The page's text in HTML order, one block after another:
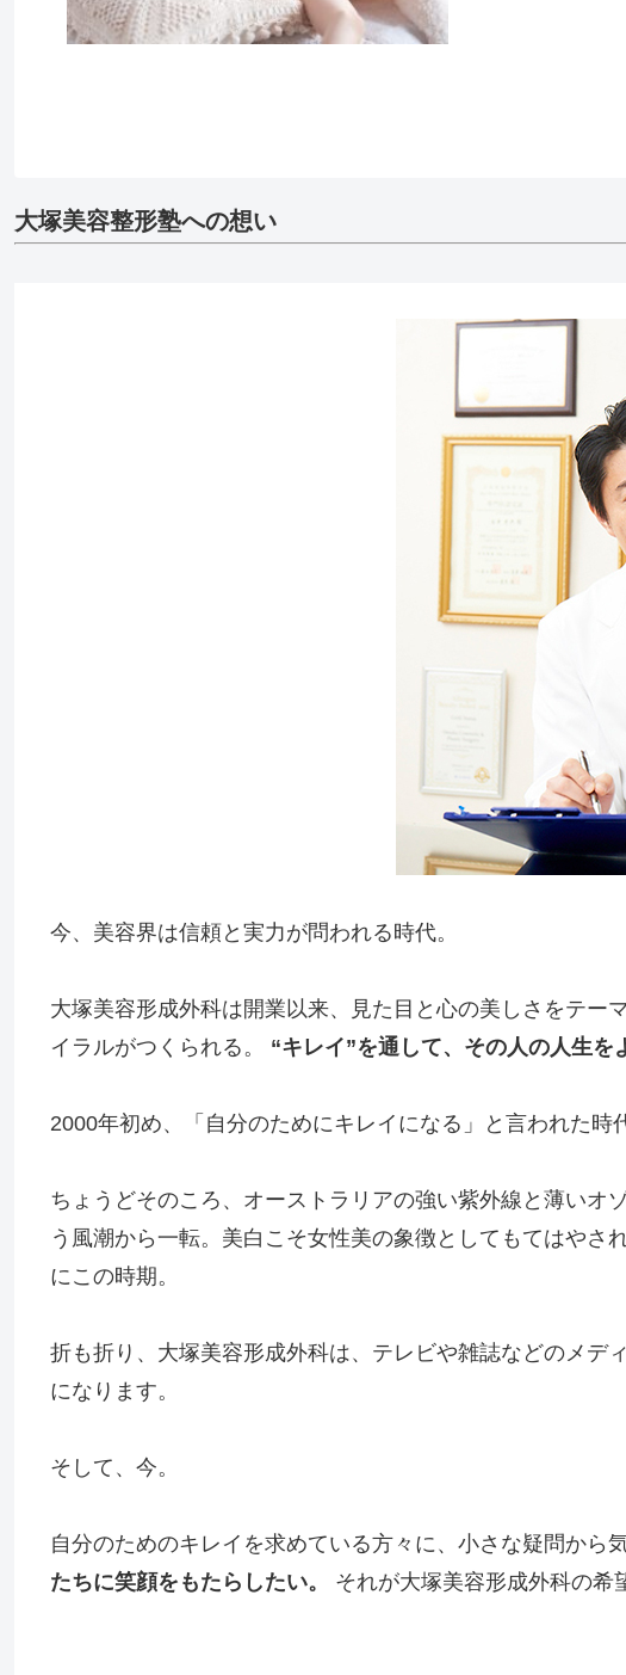
大塚美容整形塾への想い
今、美容界は信頼と実力が問われる時代。
大塚美容形成外科は開業以来、見た目と心の美しさをテ
イラルがつくられる。 “キレイ”を通して、その人の人生を
2000年初め、「自分のためにキレイになる」と言われた時
ちょうどそのころ、オーストラリアの強い紫外線と薄いオ
う風潮から一転。美白こそ女性美の象徴としてもてはや
にこの時期。
折も折り、大塚美容形成外科は、テレビや雑誌などのメデ
になります。
そして、今。
自分のためのキレイを求めている方々に、小さな疑問から
たちに笑顔をもたらしたい。
それが大塚美容形成外科の希